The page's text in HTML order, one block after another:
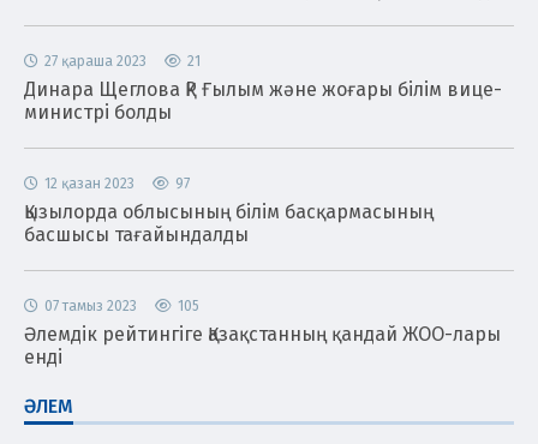
27 қараша 2023 21
Динара Щеглова ҚР Ғылым және жоғары білім вице-
министрі болды
12 қазан 2023 97
Қызылорда облысының білім басқармасының
басшысы тағайындалды
07 тамыз 2023 105
Әлемдік рейтингіге Қазақстанның қандай ЖОО-лары
енді
ӘЛЕМ